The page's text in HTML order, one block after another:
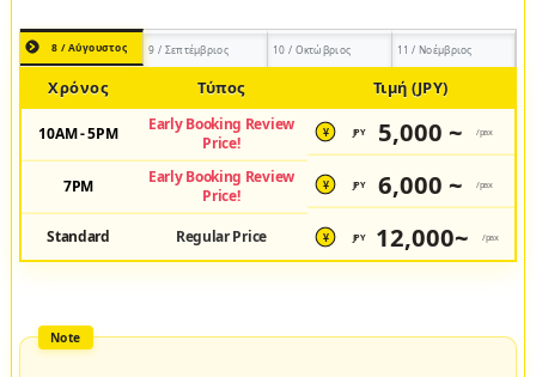
8 / Αύγουστος 9 / Σεπτέμβριος 10 / Οκτώβριος 11 / Νοέμβριος
Χρόνος Τύπος Τιμή (JPY)
10AM - 5PM
Early Booking Review
Price!
¥ JPY 5,000 ~ /pax
7PM
Early Booking Review
Price!
¥ JPY 6,000 ~ /pax
Standard Regular Price ¥ JPY 12,000~ /pax